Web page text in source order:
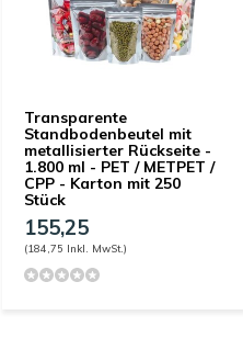
Transparente
Standbodenbeutel mit
metallisierter Rückseite -
1.800 ml - PET / METPET /
CPP - Karton mit 250
Stück
155,25
(184,75 Inkl. MwSt.)